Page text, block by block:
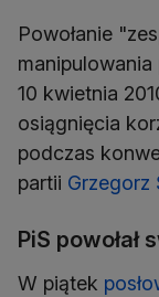
Powołanie
10 kwietnia
osiągnięcia
podczas
partii Grzegorz
PiS powołał
W piątek